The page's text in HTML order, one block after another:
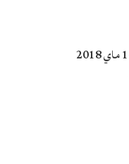
PRFU التعليمة رقم 374 المؤرخة في 16 ماي 2018